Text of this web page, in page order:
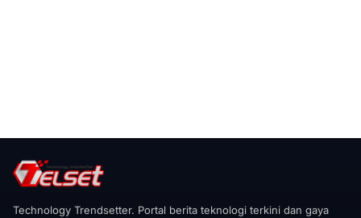
Technology Trendsetter. Portal berita teknologi terkini dan gaya